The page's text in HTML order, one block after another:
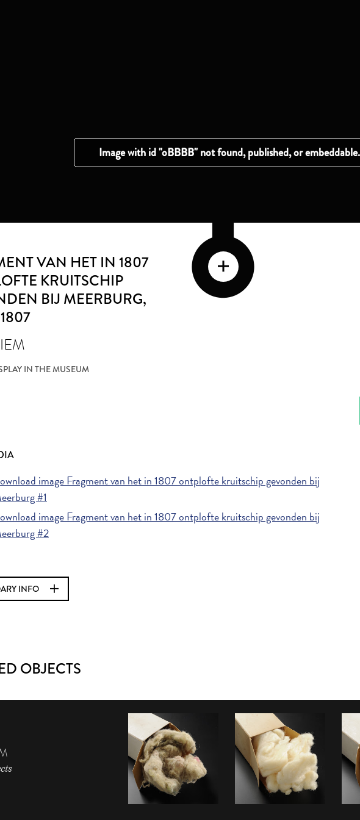
VAN HET IN 1807
KRUITSCHIP
BIJ MEERBURG,
IN THE MUSEUM
image Fragment van het in 1807 ontplofte kruitschip gevonden bij
#1
image Fragment van het in 1807 ontplofte kruitschip gevonden bij
#2
INFO
OBJECTS